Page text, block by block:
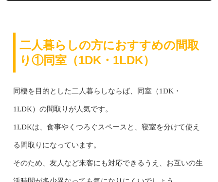
二人暮らしの方におすすめの間取
り①同室（1DK・1LDK）
同棲を目的とした二人暮らしならば、同室（1DK・
1LDK）の間取りが人気です。
1LDKは、食事やくつろぐスペースと、寝室を分けて使え
る間取りになっています。
そのため、友人など来客にも対応できるうえ、お互いの生